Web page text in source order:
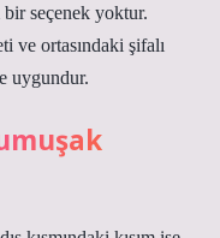
seçenek yoktur.
ve ortasındaki şifalı
uygundur.